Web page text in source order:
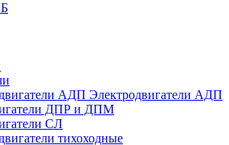
Электродвигатели АДП
ДПР и ДПМ
СЛ